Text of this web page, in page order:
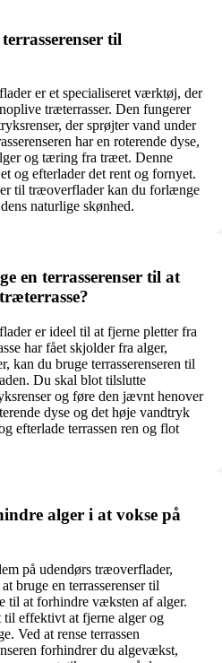
til
er et specialiseret værktøj, der
træterrasser. Den fungerer
der sprøjter vand under
har en roterende dyse,
og tæring fra træet. Denne
og efterlader det rent og fornyet.
til træoverflader kan du forlænge
naturlige skønhed.
en terrasserenser til at
er ideel til at fjerne pletter fra
har fået skjolder fra alger,
kan du bruge terrasserenseren til
Du skal blot tilslutte
og føre den jævnt henover
dyse og det høje vandtryk
efterlade terrassen ren og flot
alger i at vokse på
på udendørs træoverflader,
bruge en terrasserenser til
til at forhindre væksten af alger.
til effektivt at fjerne alger og
Ved at rense terrassen
forhindrer du algevækst,